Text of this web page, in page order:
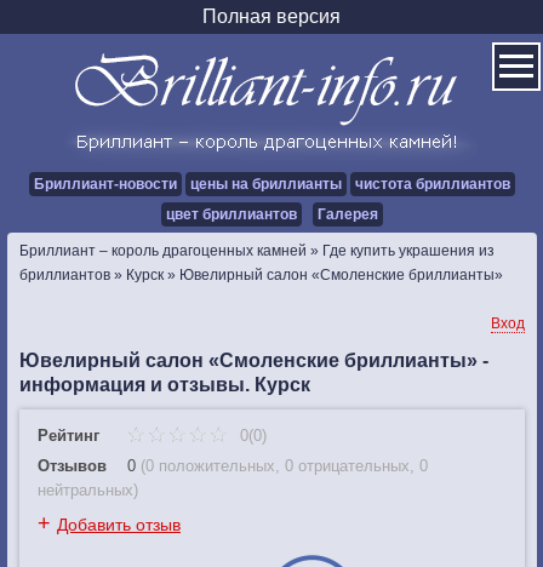
Полная версия
Бриллиант-новости цены на бриллианты
чистота бриллиантов
цвет бриллиантов
Галерея
Бриллиант – король драгоценных камней » Где купить украшения из
бриллиантов » Курск » Ювелирный салон «Смоленские бриллианты»
Вход
Ювелирный салон «Смоленские бриллианты» -
информация и отзывы. Курск
Рейтинг
0(0)
Отзывов
0 (0 положительных, 0 отрицательных, 0
нейтральных)
+ Добавить отзыв